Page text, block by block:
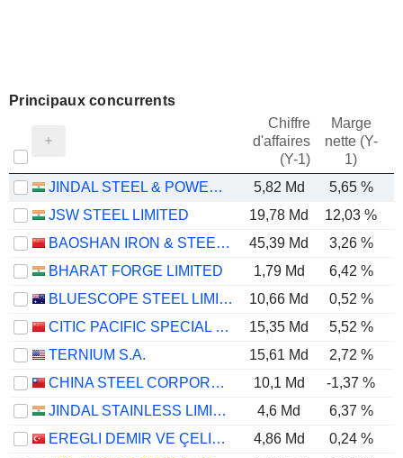
Principaux concurrents
Chiffre
d'affaires
(Y-1)
Marge
nette (Y-
1)
JINDAL STEEL & POWER LIMITED 5,82 Md 5,65 %
JSW STEEL LIMITED
19,78 Md 12,03 %
BAOSHAN IRON & STEEL CO., LTD.
45,39 Md 3,26 %
BHARAT FORGE LIMITED
1,79 Md 6,42 %
BLUESCOPE STEEL LIMITED
10,66 Md 0,52 %
CITIC PACIFIC SPECIAL STEEL GROUP CO., LTD
15,35 Md 5,52 %
TERNIUM S.A.
15,61 Md 2,72 %
CHINA STEEL CORPORATION
10,1 Md -1,37 %
JINDAL STAINLESS LIMITED
4,6 Md 6,37 %
EREGLI DEMIR VE ÇELIK FABRIKALARI T.A.S.
4,86 Md 0,24 %